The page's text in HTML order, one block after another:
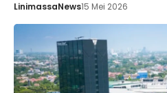
LinimassaNews15 Mei 2026